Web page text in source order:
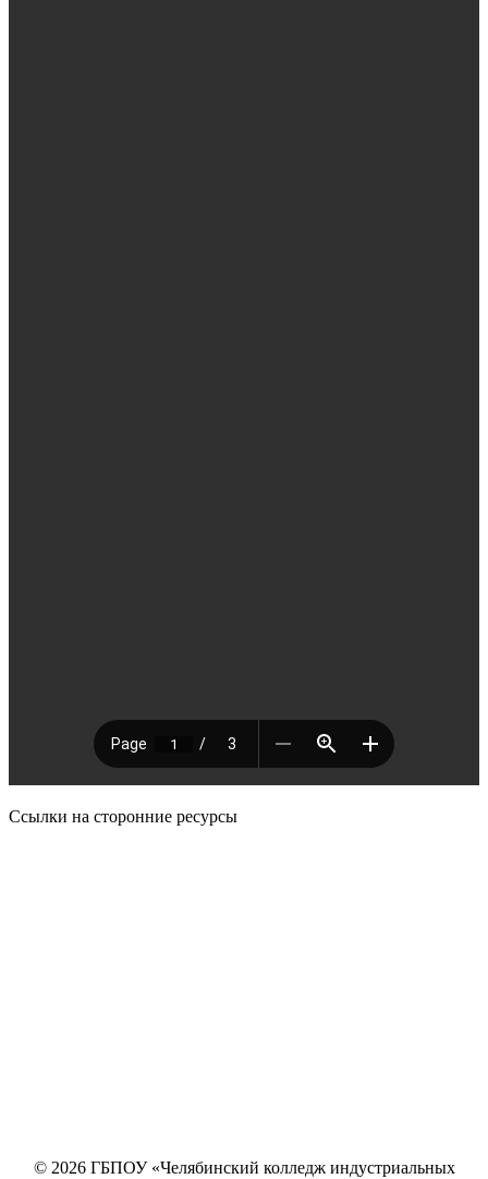
Ссылки на сторонние ресурсы
© 2026 ГБПОУ «Челябинский колледж индустриальных